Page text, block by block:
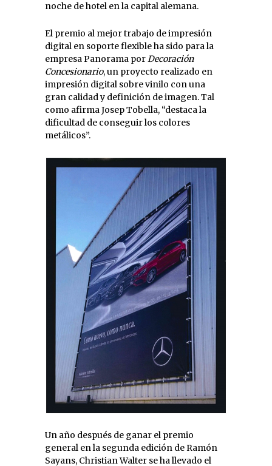
noche de hotel en la capital alemana.
El premio al mejor trabajo de impresión
digital en soporte flexible ha sido para la
empresa Panorama porDecoración
Concesionario, un proyecto realizado en
impresión digital sobre vinilo con una
gran calidad y definición de imagen. Tal
como afirma Josep Tobella, “destaca la
dificultad de conseguir los colores
metálicos”.
Un año después de ganar el premio
general en la segunda edición de Ramón
Sayans, Christian Walter se ha llevado el